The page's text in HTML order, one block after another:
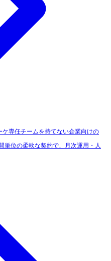
ケ専任チームを持てない企業向けの
単位の柔軟な契約で、月次運用・人